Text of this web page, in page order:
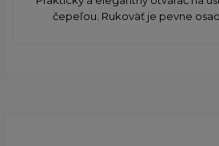
čepeľou. Rukoväť je pevne